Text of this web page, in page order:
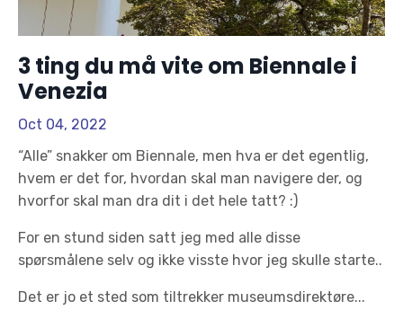
3 ting du må vite om Biennale i
Venezia
Oct 04, 2022
“Alle” snakker om Biennale, men hva er det egentlig,
hvem er det for, hvordan skal man navigere der, og
hvorfor skal man dra dit i det hele tatt? :)
For en stund siden satt jeg med alle disse
spørsmålene selv og ikke visste hvor jeg skulle starte..
Det er jo et sted som tiltrekker museumsdirektøre...